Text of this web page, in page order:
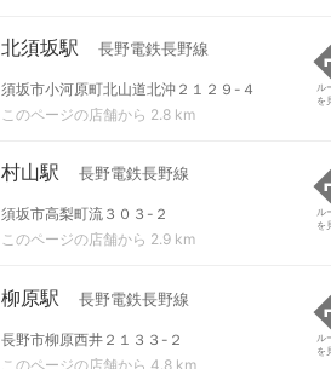
北須坂駅 長野電鉄長野線
須坂市小河原町北山道北沖２１２９-４
このページの店舗から 2.8 km
ル
を
村山駅 長野電鉄長野線
須坂市高梨町流３０３-２
このページの店舗から 2.9 km
ル
を
柳原駅 長野電鉄長野線
長野市柳原西井２１３３-２
このページの店舗から 4.8 km
ル
を